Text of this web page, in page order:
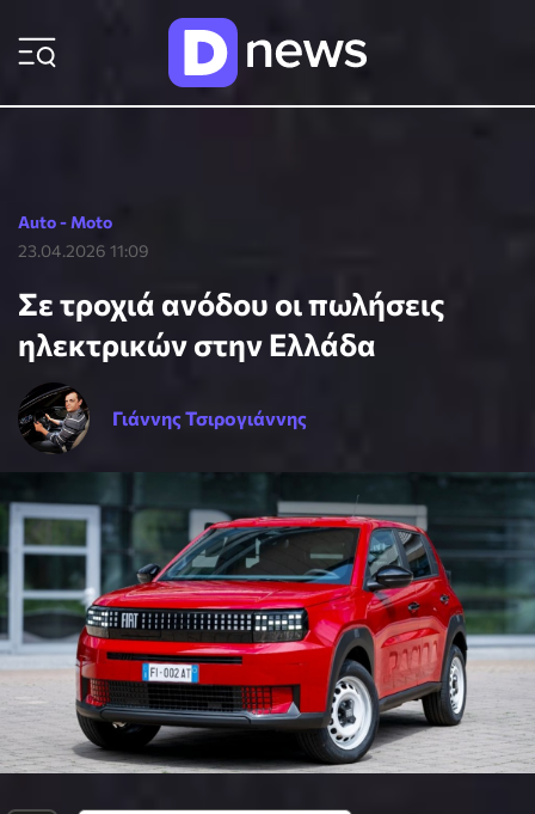
Auto - Moto
23.04.2026 11:09
Σε τροχιά ανόδου οι πωλήσεις
ηλεκτρικών στην Ελλάδα
Γιάννης Τσιρογιάννης